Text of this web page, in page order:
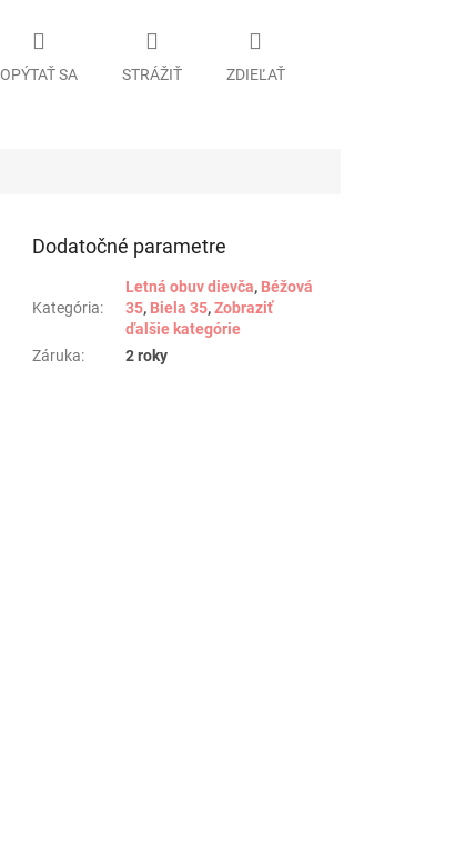
OPÝTAŤ SA STRÁŽIŤ ZDIEĽAŤ
Dodatočné parametre
Kategória:
Letná obuv dievča, Béžová
35, Biela 35,Zobraziť
ďalšie kategórie
Záruka: 2 roky